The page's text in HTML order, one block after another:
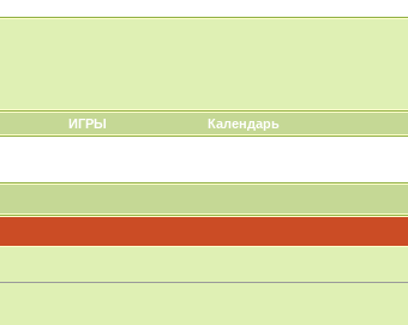
ИГРЫ Календарь